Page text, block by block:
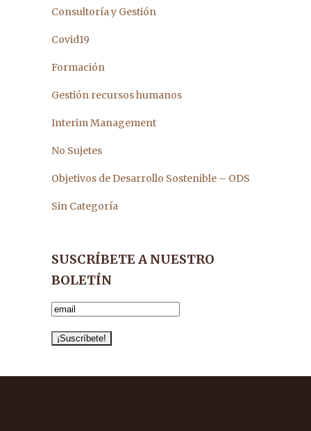
Consultoría y Gestión
Covid19
Formación
Gestión recursos humanos
Interim Management
No Sujetes
Objetivos de Desarrollo Sostenible – ODS
Sin Categoría
SUSCRÍBETE A NUESTRO
BOLETÍN